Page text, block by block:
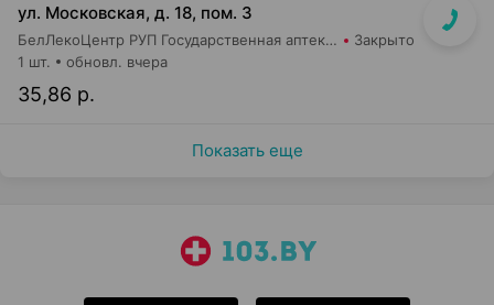
ул. Московская, д. 18, пом. 3
БелЛекоЦентр РУП Государственная аптека №5 Закрыто
35,86 р.
1 шт. обновл. вчера
Показать еще